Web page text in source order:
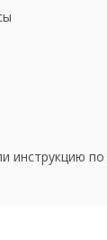
инструкцию